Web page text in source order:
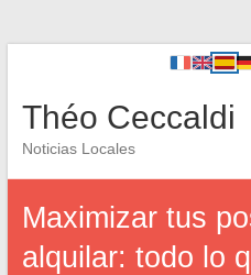
Théo Ceccaldi
Noticias Locales
Maximizar tus
alquilar: todo lo